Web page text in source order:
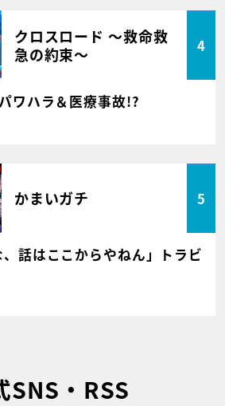
クロスロード ～救命救
急の約束～
4
ワハラ＆医療事故!?
かまいガチ 5
話はここからやねん」トラビ
SNS・RSS